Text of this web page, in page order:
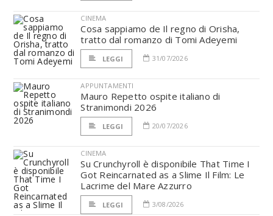
CINEMA
Cosa sappiamo de Il regno di Orisha,
tratto dal romanzo di Tomi Adeyemi
LEGGI 31/07/2026
APPUNTAMENTI
Mauro Repetto ospite italiano di
Stranimondi 2026
LEGGI 20/07/2026
CINEMA
Su Crunchyroll è disponibile That Time I
Got Reincarnated as a Slime Il Film: Le
Lacrime del Mare Azzurro
LEGGI
3/08/2026